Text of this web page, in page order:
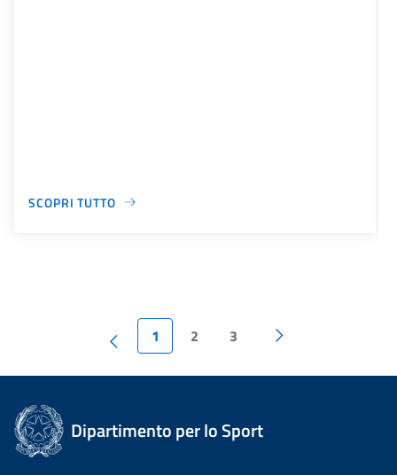
SCOPRI TUTTO
1 2 3
Dipartimento per lo Sport